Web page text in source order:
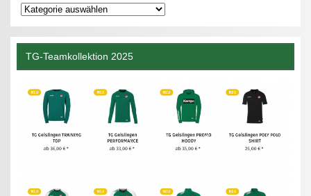
Kategorien
TG-Teamkollektion 2025